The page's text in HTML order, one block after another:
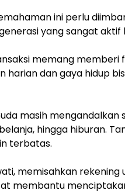
ini perlu
yang sangat
memang memberi
harian dan gaya hidup
masih
hingga hiburan.
terbatas.
memisahkan
membantu